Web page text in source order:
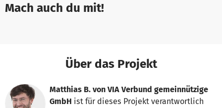
Mach auch du mit!
Über das Projekt
Matthias B. von VIA Verbund gemeinnützige
GmbH ist für dieses Projekt verantwortlich